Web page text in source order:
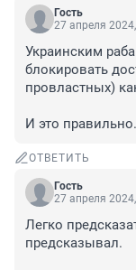
Гость
27 апреля
Украинским
блокировать
провластных)
И это правильно.
ОТВЕТИТЬ
Гость
27 апреля
Легко
предсказывал.